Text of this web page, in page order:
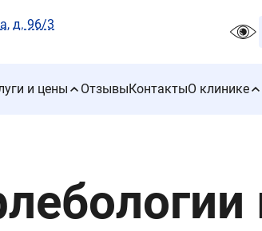
д. 96/3
и цены ОтзывыКонтактыО клинике